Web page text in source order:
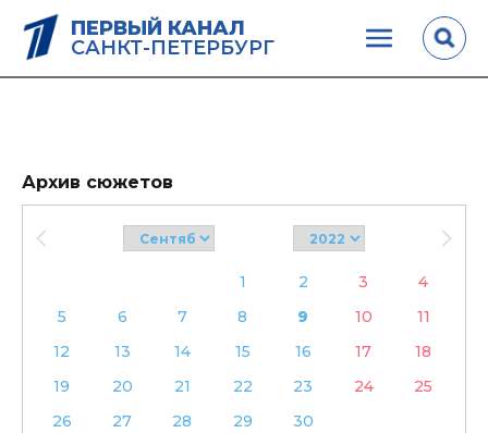
ПЕРВЫЙ КАНАЛ
САНКТ-ПЕТЕРБУРГ
Архив сюжетов
1 2 3
4
5
6 7 8 9 10
11
12
13 14 15 16 17
18
19
20 21 22 23 24
25
26
27 28 29 30